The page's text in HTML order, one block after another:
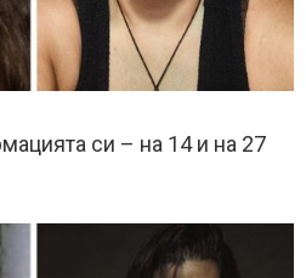
си – на 14 и на 27